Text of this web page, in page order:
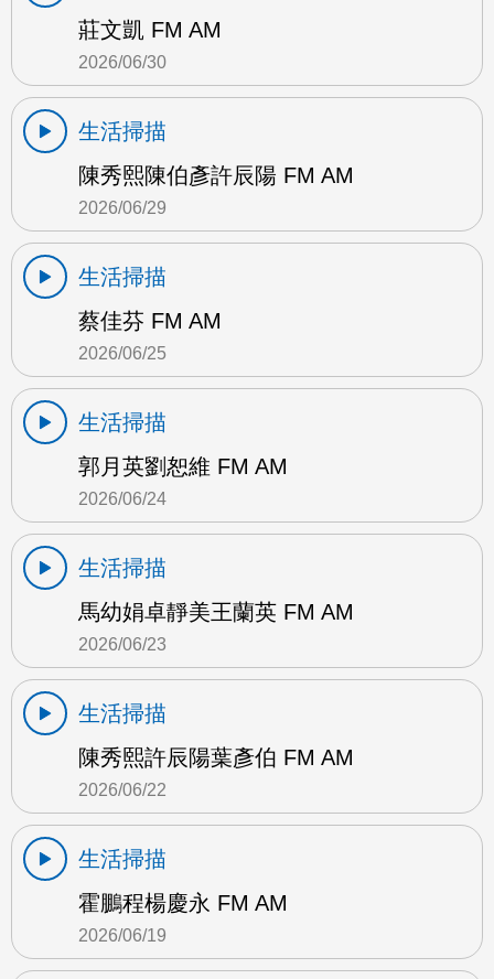
莊文凱 FM AM
2026/06/30
生活掃描
陳秀熙陳伯彥許辰陽 FM AM
2026/06/29
生活掃描
蔡佳芬 FM AM
2026/06/25
生活掃描
郭月英劉恕維 FM AM
2026/06/24
生活掃描
馬幼娟卓靜美王蘭英 FM AM
2026/06/23
生活掃描
陳秀熙許辰陽葉彥伯 FM AM
2026/06/22
生活掃描
霍鵬程楊慶永 FM AM
2026/06/19